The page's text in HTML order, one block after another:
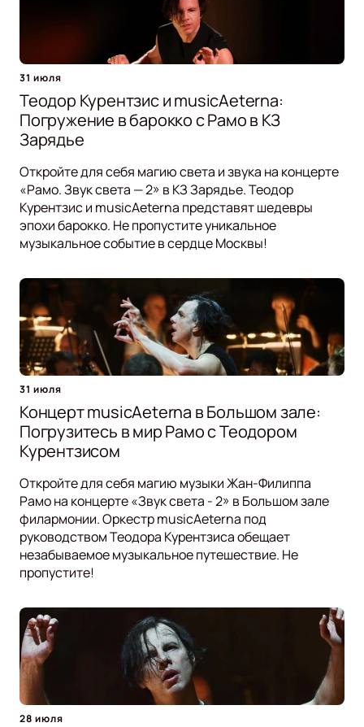
31 июля
Теодор Курентзис и musicAeterna:
Погружение в барокко с Рамо в КЗ
Зарядье
Откройте для себя магию света и звука на концерте
«Рамо. Звук света — 2» в КЗ Зарядье. Теодор
Курентзис и musicAeterna представят шедевры
эпохи барокко. Не пропустите уникальное
музыкальное событие в сердце Москвы!
31 июля
Концерт musicAeterna в Большом зале:
Погрузитесь в мир Рамо с Теодором
Курентзисом
Откройте для себя магию музыки Жан-Филиппа
Рамо на концерте «Звук света - 2» в Большом зале
филармонии. Оркестр musicAeterna под
руководством Теодора Курентзиса обещает
незабываемое музыкальное путешествие. Не
пропустите!
28 июля